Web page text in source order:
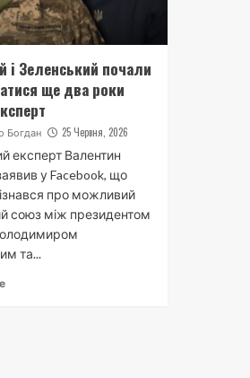
і Зеленський почали
ще два роки
Богдан 25 Червня, 2026
експерт Валентин
у Facebook, що
про можливий
союз між президентом
та...